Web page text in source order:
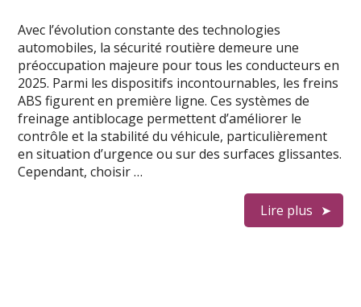
Avec l’évolution constante des technologies
automobiles, la sécurité routière demeure une
préoccupation majeure pour tous les conducteurs en
2025. Parmi les dispositifs incontournables, les freins
ABS figurent en première ligne. Ces systèmes de
freinage antiblocage permettent d’améliorer le
contrôle et la stabilité du véhicule, particulièrement
en situation d’urgence ou sur des surfaces glissantes.
Cependant, choisir …
Lire plus